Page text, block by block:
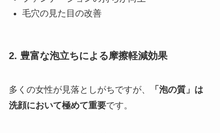
毛穴の見た目の改善
2. 豊富な泡立ちによる摩擦軽減効果
多くの女性が見落としがちですが、
「泡の質」は
洗顔において極めて重要です。